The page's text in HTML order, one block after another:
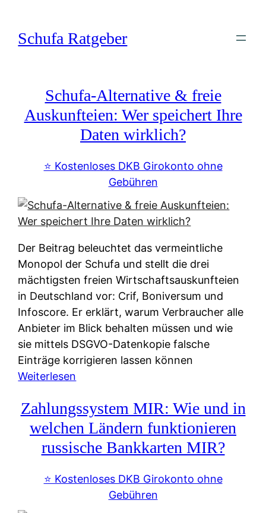
springen
Schufa Ratgeber
Schufa-Alternative & freie
Auskunfteien: Wer speichert Ihre
Daten wirklich?
⭐️ Kostenloses DKB Girokonto ohne
Gebühren
Der Beitrag beleuchtet das vermeintliche
Monopol der Schufa und stellt die drei
mächtigsten freien Wirtschaftsauskunfteien
in Deutschland vor: Crif, Boniversum und
Infoscore. Er erklärt, warum Verbraucher alle
Anbieter im Blick behalten müssen und wie
sie mittels DSGVO-Datenkopie falsche
Einträge korrigieren lassen können
Weiterlesen
c
h
u
f
-
Zahlungssystem MIR: Wie und in
welchen Ländern funktionieren
russische Bankkarten MIR?
⭐️ Kostenloses DKB Girokonto ohne
Gebühren